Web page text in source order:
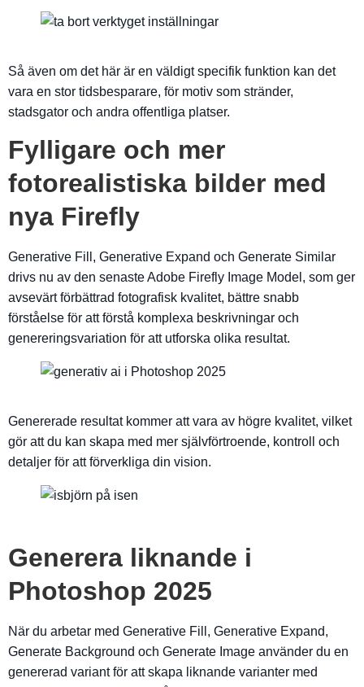
Så även om det här är en väldigt specifik funktion kan det
vara en stor tidsbesparare, för motiv som stränder,
stadsgator och andra offentliga platser.
Fylligare och mer
fotorealistiska bilder med
nya Firefly
Generative Fill, Generative Expand och Generate Similar
drivs nu av den senaste Adobe Firefly Image Model, som ger
avsevärt förbättrad fotografisk kvalitet, bättre snabb
förståelse för att förstå komplexa beskrivningar och
genereringsvariation för att utforska olika resultat.
Genererade resultat kommer att vara av högre kvalitet, vilket
gör att du kan skapa med mer självförtroende, kontroll och
detaljer för att förverkliga din vision.
Generera liknande i
Photoshop 2025
När du arbetar med Generative Fill, Generative Expand,
Generate Background och Generate Image använder du en
genererad variant för att skapa liknande varianter med